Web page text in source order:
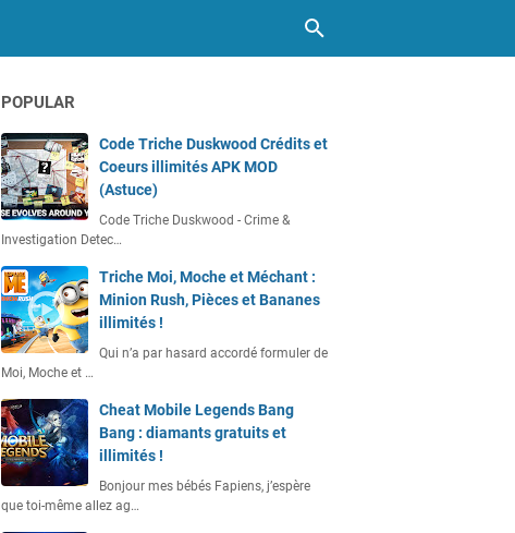
POPULAR
Code Triche Duskwood Crédits et
Coeurs illimités APK MOD
(Astuce)
Code Triche Duskwood - Crime &
Investigation Detec…
Triche Moi, Moche et Méchant :
Minion Rush, Pièces et Bananes
illimités !
Qui n’a par hasard accordé formuler de
Moi, Moche et …
Cheat Mobile Legends Bang
Bang : diamants gratuits et
illimités !
Bonjour mes bébés Fapiens, j’espère
que toi-même allez ag…